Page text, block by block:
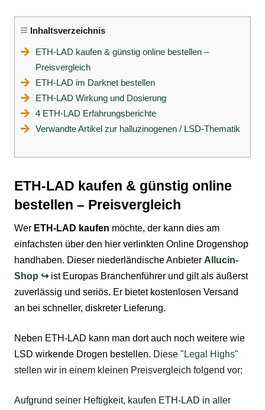
Inhaltsverzeichnis
ETH-LAD kaufen & günstig online bestellen –
Preisvergleich
ETH-LAD im Darknet bestellen
ETH-LAD Wirkung und Dosierung
4 ETH-LAD Erfahrungsberichte
Verwandte Artikel zur halluzinogenen / LSD-Thematik
ETH-LAD kaufen & günstig online
bestellen – Preisvergleich
Wer ETH-LAD kaufen möchte, der kann dies am
einfachsten über den hier verlinkten Online Drogenshop
handhaben. Dieser niederländische Anbieter Allucin-
Shop ↪ist Europas Branchenführer und gilt als äußerst
zuverlässig und seriös. Er bietet kostenlosen Versand
an bei schneller, diskreter Lieferung.
Neben ETH-LAD kann man dort auch noch weitere wie
LSD wirkende Drogen bestellen. Diese " Legal Highs"
stellen wir in einem kleinen Preisvergleich folgend vor:
Aufgrund seiner Heftigkeit, kaufen ETH-LAD in aller